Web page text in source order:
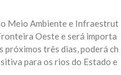
Meio Ambiente e Infraestrut
Oeste e será importa
próximos três dias, poderá ch
para os rios do Estado e